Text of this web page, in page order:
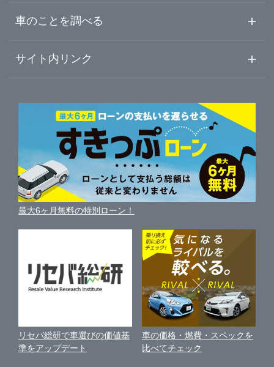
ガリバー木更津金田店 板金工場
ガリバー木更津店
ガリバー車検 野田店
GT-Garage@Gulliver
Brat BASE野田カスタム直売店
成田市
習志野市
柏市
八千代市
鎌ケ谷市
浦安市
東京都
神奈川県
初めての中古車購入ガイド
中古車人気ランキング
自動車ローンを調べる
ガリバーの自動車ローン
車買い替えの基礎知識
近くのお店で車を探す
車査定・車買取ならガリバー
ガリバーの査定が選ばれる理由
車を売る時よくある質問
便利な査定サービス
中古車買取相場（毎月更新）
車の個人売買ガイド
車のことを調べる
車初心者まとめ
新車・中古車カタログ
車の燃費を調べる
車種別クチコミ
車比較サイト
サイト内リンク
サイトマップ
サイトの使用条件
利用規約
保険代理店業務に関する基本方針
古物営業法に基づく表示
お客様の声
最大6ヶ月無料の特別ローン！
リセバ総研で車選びの価値基
準をアップデート
車の価格・燃費・スペックを
比べてチェック